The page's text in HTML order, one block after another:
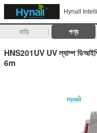
Hynall
বাড়ি পণ্য
HNS201UV UV ল্যাম্প
6m